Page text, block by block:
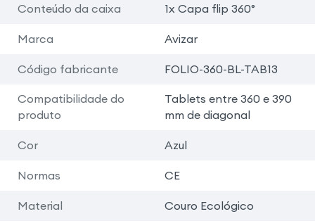
Conteúdo da caixa 1x Capa flip 360°
Marca Avizar
Código fabricante FOLIO-360-BL-TAB13
Compatibilidade do
produto
Tablets entre 360 e 390
mm de diagonal
Cor Azul
Normas CE
Material Couro Ecológico